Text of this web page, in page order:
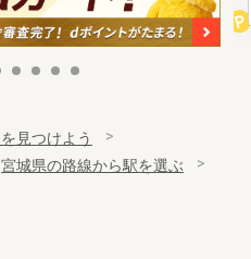
見つけよう
宮城県の路線から駅を選ぶ